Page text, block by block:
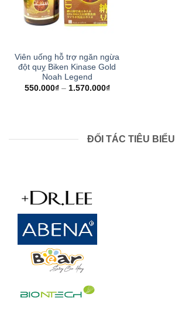
Viên uống hỗ trợ ngăn ngừa
đột quỵ Biken Kinase Gold
Noah Legend
550.000₫– 1.570.000₫
ĐỐI TÁC TIÊU BIỂU